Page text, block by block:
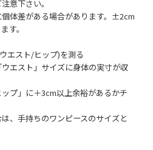
意下さい。
体差がある場合があります。±2cm
す。
エスト/ヒップ)を測る
エスト」サイズに身体の実寸が収
プ」に＋3cm以上余裕があるかチ
、手持ちのワンピースのサイズと